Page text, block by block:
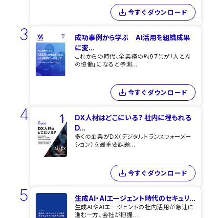
今すぐダウンロード
3
成功事例から学ぶ AI活用を組織成果
に変...
これからの時代、全業務の約97%が「人とAI
の協働」になると予測...
今すぐダウンロード
4
DX人材はどこにいる？ 社内に埋もれる
D...
多くの企業がDX（デジタルトランスフォーメー
ション）を最重要課題...
今すぐダウンロード
5 生成AI・AIエージェント時代のセキュリ...
生成AIやAIエージェントの社内活用が急速に
進む一方、会社が把握...